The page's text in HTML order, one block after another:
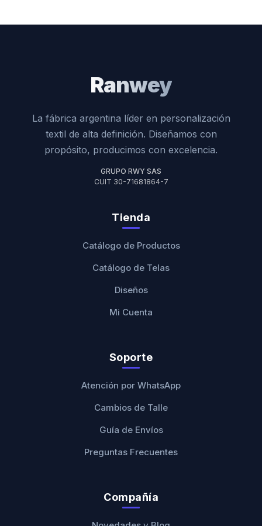
Ranwey
La fábrica argentina líder en personalización
textil de alta definición. Diseñamos con
propósito, producimos con excelencia.
GRUPO RWY SAS
CUIT 30-71681864-7
Tienda
Catálogo de Productos
Catálogo de Telas
Diseños
Mi Cuenta
Soporte
Atención por WhatsApp
Cambios de Talle
Guía de Envíos
Preguntas Frecuentes
Compañía